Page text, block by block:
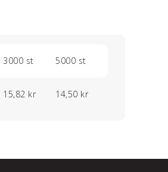
3000 st 5000 st
15,82 kr 14,50 kr